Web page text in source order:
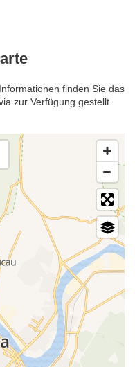
finden Sie das
zur Verfügung gestellt